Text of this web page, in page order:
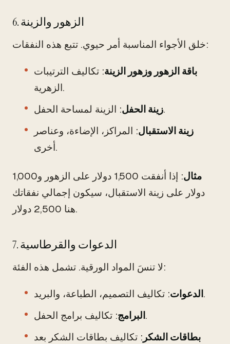
6. الزهور والزينة
خلق الأجواء المناسبة أمر حيوي. تتبع هذه النفقات:
باقة الزهور وزهور الزينة: تكاليف الترتيبات
الزهرية.
زينة الحفل: الزينة لمساحة الحفل.
زينة الاستقبال: المراكز، الإضاءة، وعناصر
أخرى.
مثال
: إذا أنفقت 1,500 دولار على الزهور و1,000
دولار على زينة الاستقبال، سيكون إجمالي نفقاتك
هنا 2,500 دولار.
7. الدعوات والقرطاسية
لا تنسَ المواد الورقية. تشمل هذه الفئة:
الدعوات: تكاليف التصميم، الطباعة، والبريد.
البرامج: تكاليف برامج الحفل.
بطاقات الشكر : تكاليف بطاقات الشكر بعد